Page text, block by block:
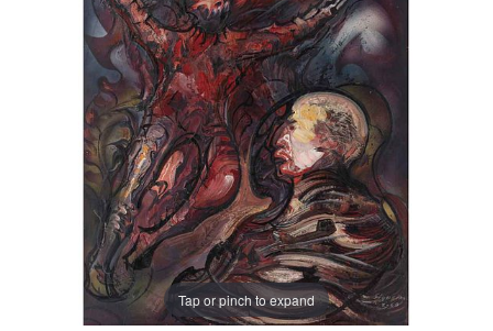
Tap or pinch to expand